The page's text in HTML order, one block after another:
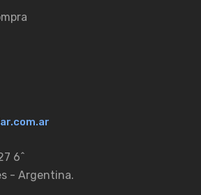
6ˆ
- Argentina.